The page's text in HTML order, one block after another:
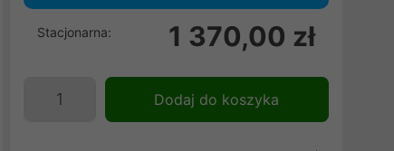
Stacjonarna: 1 370,00 zł
Dodaj do koszyka